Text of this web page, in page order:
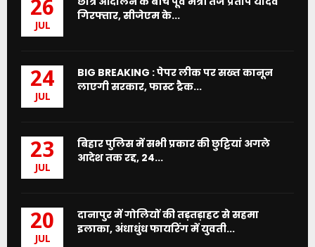
26
JUL
गिरफ्तार, सीजेएम के...
24
JUL
BIG BREAKING : पेपर लीक पर सख्त कानून
लाएगी सरकार, फास्ट ट्रैक...
23
JUL
बिहार पुलिस में सभी प्रकार की छुट्टियां अगले
आदेश तक रद्द, 24...
20
JUL
दानापुर में गोलियों की तड़तड़ाहट से सहमा
इलाका, अंधाधुंध फायरिंग में युवती...